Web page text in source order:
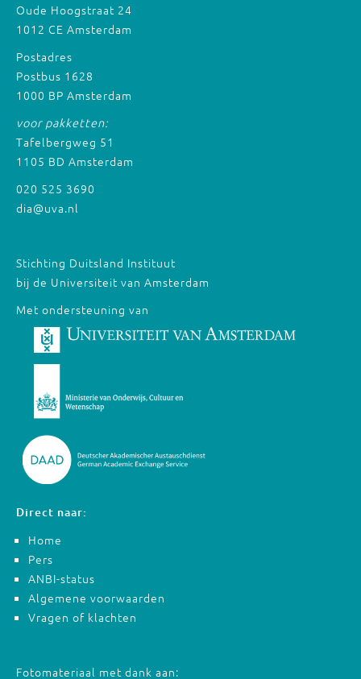
Oude Hoogstraat 24
1012 CE Amsterdam
Postadres
Postbus 1628
1000 BP Amsterdam
voor pakketten:
Tafelbergweg 51
1105 BD Amsterdam
020 525 3690
dia@uva.nl
Stichting Duitsland Instituut
bij de Universiteit van Amsterdam
Met ondersteuning van
Direct naar:
Home
Pers
ANBI-status
Algemene voorwaarden
Vragen of klachten
Fotomateriaal met dank aan: